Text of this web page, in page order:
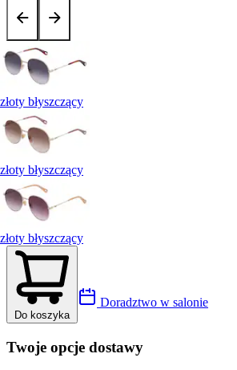
złoty błyszczący
złoty błyszczący
złoty błyszczący
Do koszyka
Doradztwo w salonie
Twoje opcje dostawy